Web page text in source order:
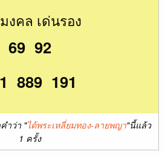
งคล เด่นรอง
69 92
889 191
ำว่า "ได้พระเหลี่ยมทอง-ลายพญา"นี้แล้ว
1 ครั้ง